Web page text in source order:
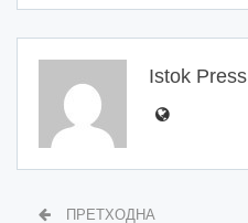
Istok Press
ПРЕТХОДНА